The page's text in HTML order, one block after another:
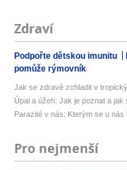
Zdraví
Podpořte dětskou imunitu
pomůže rýmovník
Jak se zdravě zchladit v
Úpal a úžeh: Jak je poznat a
Parazité v nás: Kterým se u
Pro nejmenší